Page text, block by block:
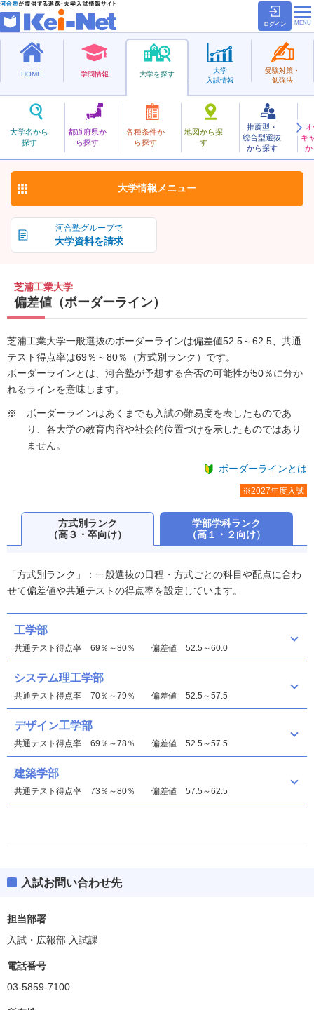
ログイン
HOME 学問情報 大学を探す
大学名から
探す
都道府県か
ら探す
各種条件か
ら探す
地図から探
す
推薦型・
総合型選抜
から探す
キ
か
大学
入試情報
受験対策・
勉強法
私立
しばうらこうぎょう
芝浦工業大学 お気に入り
河合塾グループで
大学資料を請求
大学情報 メニュー
芝浦工業大学
偏差値（ボーダーライン）
芝浦工業大学一般選抜のボーダーラインは偏差値52.5～62.5、共通
テスト得点率は69％～80％（方式別ランク）です。
ボーダーラインとは、河合塾が予想する合否の可能性が50％に分か
れるラインを意味します。
ボーダーラインはあくまでも入試の難易度を表したものであ
り、各大学の教育内容や社会的位置づけを示したものではあり
ません。
ボーダーラインとは
※2027年度入試
方式別ランク
（高３・卒向け）
学部学科ランク
（高１・２向け）
「方式別ランク」：一般選抜の日程・方式ごとの科目や配点に合わ
せて偏差値や共通テストの得点率を設定しています。
工学部
共通テスト得点率 69％～80％ 偏差値 52.5～60.0
システム理工学部
共通テスト得点率 70％～79％ 偏差値 52.5～57.5
デザイン工学部
共通テスト得点率 69％～78％ 偏差値 52.5～57.5
建築学部
共通テスト得点率 73％～80％ 偏差値 57.5～62.5
偏差値
システム理工学部
偏差値
デザイン工学部
入試お問い合わせ先
担当部署
入試・広報部 入試課
電話番号
03-5859-7100